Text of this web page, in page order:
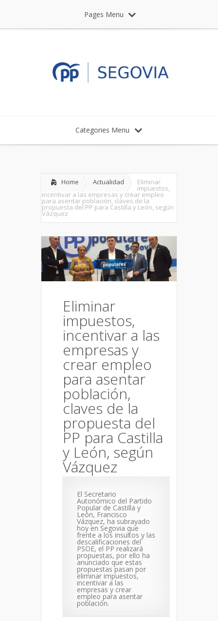
Pages Menu
Categories Menu
Home Actualidad Eliminar
impuestos,
incentivar a las empresas y crear empleo
para asentar población, claves de la
propuesta del PP para Castilla y León, según
Vázquez
Eliminar
impuestos,
incentivar a las
empresas y
crear empleo
para asentar
población,
claves de la
propuesta del
PP para Castilla
y León, según
Vázquez
El Secretario
Autonómico del Partido
Popular de Castilla y
León, Francisco
Vázquez, ha subrayado
hoy en Segovia que
frente a los insultos y las
descalificaciones del
PSOE, el PP realizará
propuestas, por ello ha
anunciado que estas
propuestas pasan por
eliminar impuestos,
incentivar a las
empresas y crear
empleo para asentar
población.